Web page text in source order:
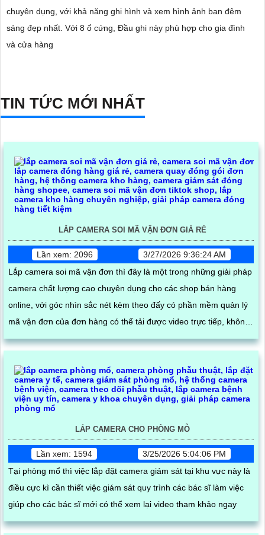
chuyên dụng, với khả năng ghi hình và xem hình ảnh ban đêm
sáng đẹp nhất. Với 8 ổ cứng, Đầu ghi này phù hợp cho gia đình
và cửa hàng
TIN TỨC MỚI NHẤT
LẮP CAMERA SOI MÃ VẬN ĐƠN GIÁ RẺ
Lần xem: 2096
3/27/2026 9:36:24 AM
Lắp camera soi mã vận đơn thì đây là một trong những giải pháp
camera chất lượng cao chuyên dụng cho các shop bán hàng
online, với góc nhìn sắc nét kèm theo đấy có phần mềm quản lý
mã vận đơn của đơn hàng có thể tải được video trực tiếp, không
những vậy còn có thể quét mã tự động, camera có thẻ nhìn rõ
LẮP CAMERA CHO PHÒNG MỖ
Lần xem: 1594
3/25/2026 5:04:06 PM
Tại phòng mổ thì việc lắp đặt camera giám sát tại khu vực này là
điều cực kì cần thiết việc giám sát quy trình các bác sĩ làm việc
giúp cho các bác sĩ mới có thể xem lại video tham khảo ngay